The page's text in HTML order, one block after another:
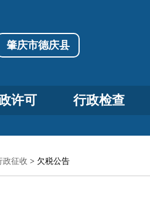
肇庆市德庆县
许可 行政检查
政征收 > 欠税公告